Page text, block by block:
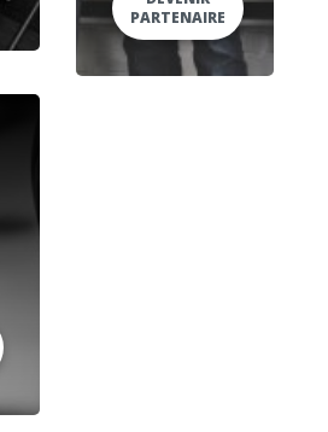
PARTENAIRE